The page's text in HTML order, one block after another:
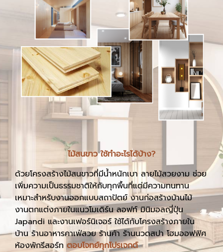
ไม้สนขาว ใช้ทำอะไรได้บ้าง?
ด้วยโครงสร้างไม้สนขาวที่มีน้ำหนักเบา ลายไม้สวยงาม ช่วย
เพิ่มความเป็นธรรมชาติให้กับทุกพื้นที่แต่มีความทนทาน
เหมาะสำหรับงานออกแบบสถาปัตย์ งานก่อสร้างบ้านไม้
งานตกแต่งภายในแนวโมเดิร์น ลอฟท์ มินิมอลญี่ปุ่น
Japandi และงานเฟอร์นิเจอร์ ใช้ได้กับโครงสร้างภายใน
บ้าน ร้านอาหารคาเฟ่สวย ร้านค้า ร้านนวดสปา โฮมออฟฟิศ
ห้องพักรีสอร์ทตอบโจทย์ทุกโปรเจกต์